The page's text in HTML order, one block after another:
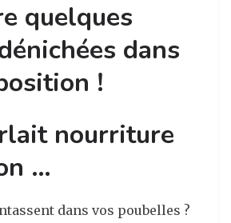
quelques
dans
!
nourriture
…
dans vos poubelles ?